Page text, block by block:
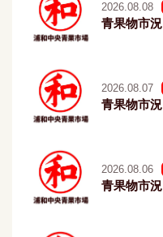
2026.08.08
青果物市況
2026.08.07
青果物市況
2026.08.06
青果物市況